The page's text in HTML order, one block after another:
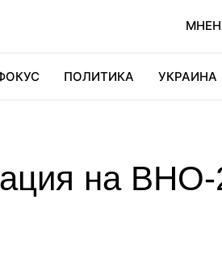
ПОЛИТИКА УКРАИНА
на ВНО-